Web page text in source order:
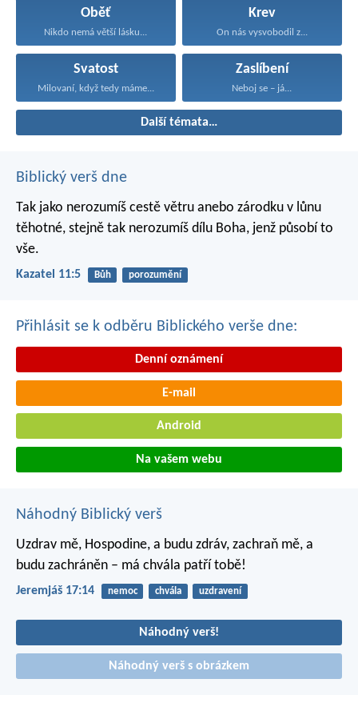
Oběť
Nikdo nemá větší lásku...
Krev
On nás vysvobodil z...
Svatost
Milovaní, když tedy máme...
Zaslíbení
Neboj se – já...
Další témata…
Biblický verš dne
Tak jako nerozumíš cestě větru anebo zárodku v lůnu
těhotné, stejně tak nerozumíš dílu Boha, jenž působí to
vše.
Kazatel 11:5 Bůh porozumění
Přihlásit se k odběru Biblického verše dne:
Denní oznámení
E-mail
Android
Na vašem webu
Náhodný Biblický verš
Uzdrav mě, Hospodine, a budu zdráv, zachraň mě, a
budu zachráněn – má chvála patří tobě!
Jeremjáš 17:14 nemoc chvála uzdravení
Náhodný verš!
Náhodný verš s obrázkem